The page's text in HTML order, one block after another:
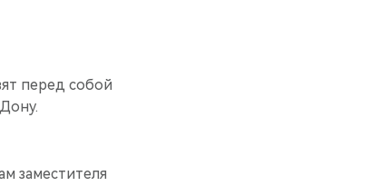
перед собой
заместителя